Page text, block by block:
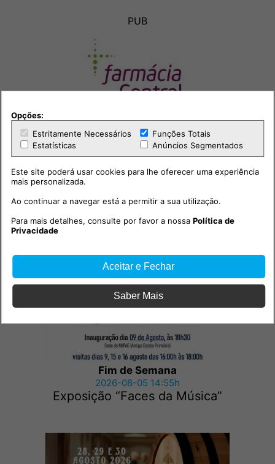
PUB
Outras notícias
Fim de Semana
2026-08-05 14:55h
Exposição “Faces da Música”
Opções:
Estritamente Necessários
Funções Totais
Estatísticas
Anúncios Segmentados
Este site poderá usar cookies para lhe oferecer uma experiência
mais personalizada.
Ao continuar a navegar está a permitir a sua utilização.
Para mais detalhes, consulte por favor a nossaPolítica de
Privacidade
Aceitar e Fechar
Saber Mais